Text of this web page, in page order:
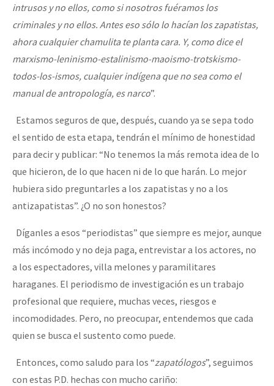
intrusos y no ellos, como si nosotros fuéramos los
criminales y no ellos. Antes eso sólo lo hacían los zapatistas,
ahora cualquier chamulita te planta cara. Y, como dice el
marxismo-leninismo-estalinismo-maoismo-trotskismo-
todos-los-ismos, cualquier indígena que no sea como el
manual de antropología, es narco”.
Estamos seguros de que, después, cuando ya se sepa todo
el sentido de esta etapa, tendrán el mínimo de honestidad
para decir y publicar: “No tenemos la más remota idea de lo
que hicieron, de lo que hacen ni de lo que harán. Lo mejor
hubiera sido preguntarles a los zapatistas y no a los
antizapatistas”. ¿O no son honestos?
Díganles a esos “periodistas” que siempre es mejor, aunque
más incómodo y no deja paga, entrevistar a los actores, no
a los espectadores, villa melones y paramilitares
haraganes. El periodismo de investigación es un trabajo
profesional que requiere, muchas veces, riesgos e
incomodidades. Pero, no preocupar, entendemos que cada
quien se busca el sustento como puede.
Entonces, como saludo para los “zapatólogos”, seguimos
con estas P.D. hechas con mucho cariño: